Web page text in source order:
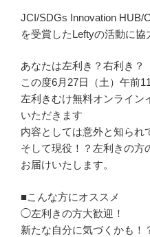
JCI/SDGs Innovation HUB/
を受賞したLeftyの活動に協
あなたは左利き？右利き？
この度6月27日（土）午前
左利きむけ無料オンライン
いただきます
内容としては意外と知られ
そして現役！？左利きの方
お届けいたします。
■こんな方にオススメ
◯左利きの方大歓迎！
新たな自分に気づくかも！